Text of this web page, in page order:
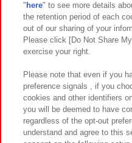
関連会社 サステナ
プライバシーポリシー ウェ
お取引先さまとともに
カスタマーハラスメント対応方針
" here" to see more details
the retention period of each
out of our sharing of your
Please click [Do Not Share
exercise your right.
Please note that even if you
preference signals , if you
cookies and other identifiers
you will be deemed to have
regardless of the opt-out
understand and agree to this